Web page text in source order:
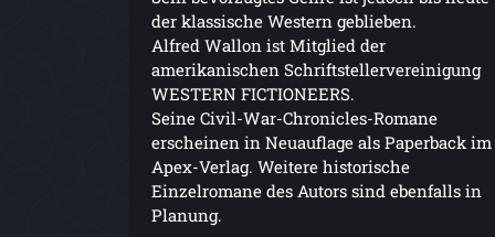
der klassische Western geblieben.
Alfred Wallon ist Mitglied der
amerikanischen Schriftstellervereinigung
WESTERN FICTIONEERS.
Seine Civil-War-Chronicles-Romane
erscheinen in Neuauflage als Paperback im
Apex-Verlag. Weitere historische
Einzelromane des Autors sind ebenfalls in
Planung.